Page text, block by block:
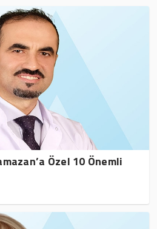
Özel 10 Önemli